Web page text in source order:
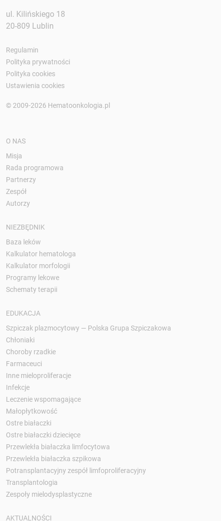
ul. Kilińskiego 18
20-809 Lublin
Regulamin
Polityka prywatności
Polityka cookies
Ustawienia cookies
© 2009-2026 Hematoonkologia.pl
O NAS
Misja
Rada programowa
Partnerzy
Zespół
Autorzy
NIEZBĘDNIK
Baza leków
Kalkulator hematologa
Kalkulator morfologii
Programy lekowe
Schematy terapii
EDUKACJA
Szpiczak plazmocytowy — Polska Grupa Szpiczakowa
Chłoniaki
Choroby rzadkie
Farmaceuci
Inne mieloproliferacje
Infekcje
Leczenie wspomagające
Małopłytkowość
Ostre białaczki
Ostre białaczki dziecięce
Przewlekła białaczka limfocytowa
Przewlekła białaczka szpikowa
Potransplantacyjny zespół limfoproliferacyjny
Transplantologia
Zespoły mielodysplastyczne
AKTUALNOŚCI